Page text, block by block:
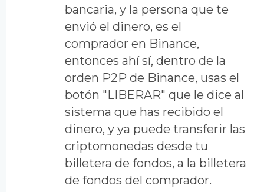
bancaria, y la persona que te
envió el dinero, es el
comprador en Binance,
entonces ahí sí, dentro de la
orden P2P de Binance, usas el
botón "LIBERAR" que le dice al
sistema que has recibido el
dinero, y ya puede transferir las
criptomonedas desde tu
billetera de fondos, a la billetera
de fondos del comprador.